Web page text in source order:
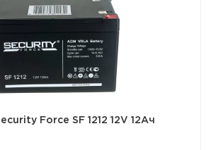
Force SF 1212 12V 12Ач